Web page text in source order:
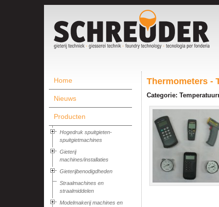
Home
Nieuws
Producten
Hogedruk spuitgieten-
spuitgietmachines
Gieterij
machines/installaties
Gieterijbenodigdheden
Straalmachines en
straalmiddelen
Modelmakerij machines en
Thermometers -
Categorie: